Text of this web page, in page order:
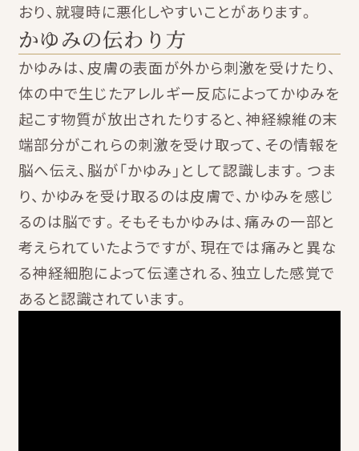
おり、就寝時に悪化しやすいことがあります。
かゆみの伝わり方
かゆみは、皮膚の表面が外から刺激を受けたり、
体の中で生じたアレルギー反応によってかゆみを
起こす物質が放出されたりすると、神経線維の末
端部分がこれらの刺激を受け取って、その情報を
脳へ伝え、脳が「かゆみ」として認識します。つま
り、かゆみを受け取るのは皮膚で、かゆみを感じ
るのは脳です。そもそもかゆみは、痛みの一部と
考えられていたようですが、現在では痛みと異な
る神経細胞によって伝達される、独立した感覚で
あると認識されています。